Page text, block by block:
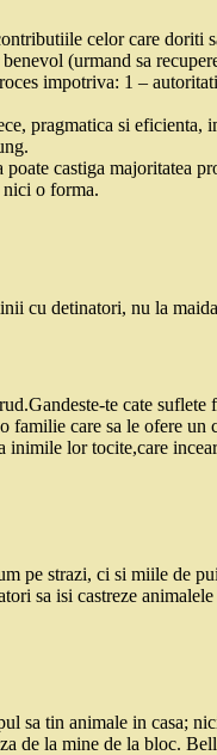
celor care doriti
(urmand sa
impotriva: 1 –
pragmatica si eficienta,
castiga majoritatea
nici o forma.
cu detinatori, nu la
te cate
familie care sa le ofere
inimile lor tocite,care
pe strazi, ci si miile de
sa isi castreze
sa tin animale in casa;
de la mine de la bloc.